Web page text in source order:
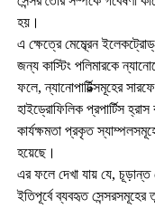
হয়।
এ ক্ষেত্রে মেম্ব্রেন
জন্য কাস্টিং পলিমারকে
ফলে, ন্যানোপার্টিক্ল্সমূহের
হাইড্রোফিলিক প্রপার্টিস
কার্যক্ষমতা প্রকৃত
হয়েছে।
এর ফলে দেখা যায় যে, চূড়ান্ত
ইতিপূর্বে ব্যবহৃত সেন্সরসমূহের